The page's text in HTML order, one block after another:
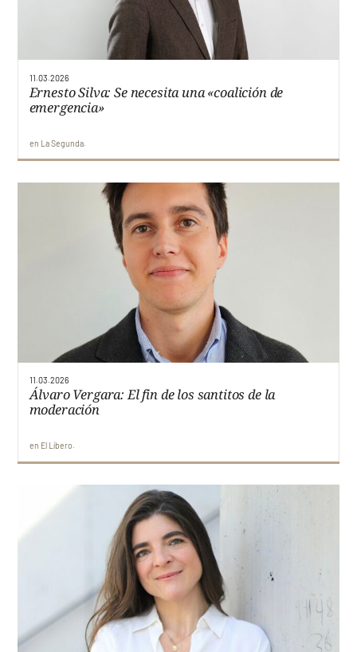
11.03.2026
Ernesto Silva: Se necesita una «coalición de
emergencia»
en La Segunda
11.03.2026
Álvaro Vergara: El fin de los santitos de la
moderación
en El Líbero